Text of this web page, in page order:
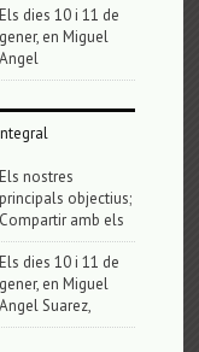
Els dies 10 i 11 de
gener, en Miguel
Angel
Els nostres
principals objectius;
Compartir amb els
Els dies 10 i 11 de
gener, en Miguel
Angel Suarez,